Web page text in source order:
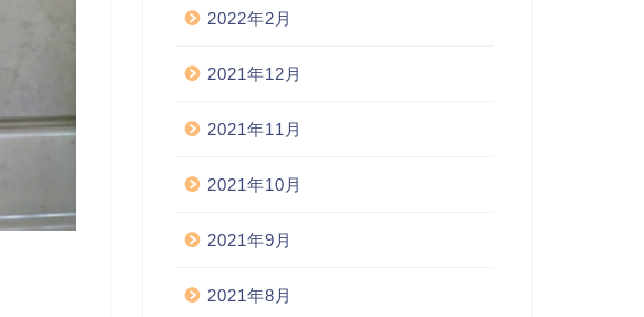
2022年2月
2021年12月
2021年11月
2021年10月
2021年9月
2021年8月